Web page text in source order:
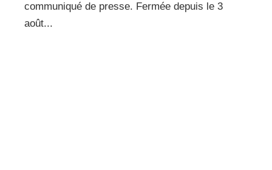
communiqué de presse. Fermée depuis le 3
août...